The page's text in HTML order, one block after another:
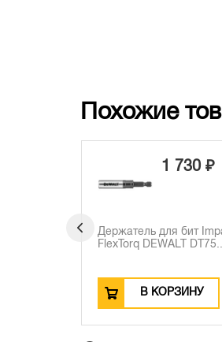
Похожие
1 730 ₽
Держатель для бит
FlexTorq DEWALT
В КОРЗИНУ